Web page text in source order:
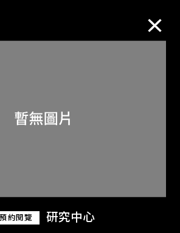
預約閱覽 研究中心
的二十及二十一世紀視覺